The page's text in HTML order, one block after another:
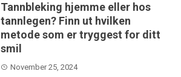
Tannbleking hjemme eller hos
tannlegen? Finn ut hvilken
metode som er tryggest for ditt
smil
November 25, 2024